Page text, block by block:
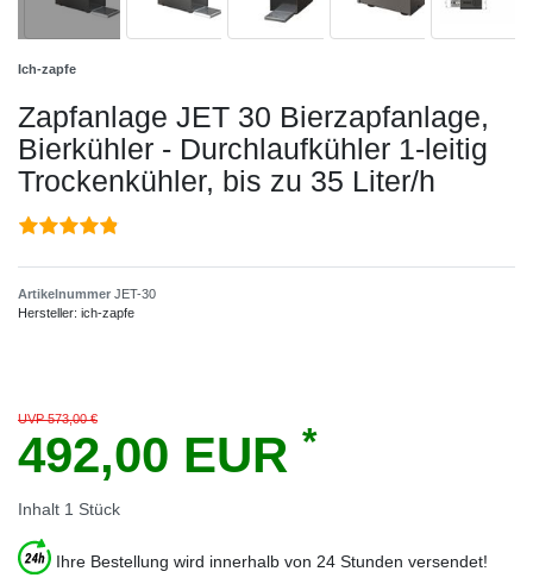
Ich-zapfe
Zapfanlage JET 30 Bierzapfanlage,
Bierkühler - Durchlaufkühler 1-leitig
Trockenkühler, bis zu 35 Liter/h
Artikelnummer JET-30
Hersteller: ich-zapfe
UVP 573,00 €
492,00 EUR *
Inhalt 1 Stück
Ihre Bestellung wird innerhalb von 24 Stunden versendet!